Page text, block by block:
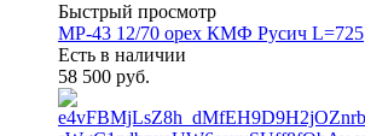
Быстрый просмотр
МР-43 12/70 орех КМФ Русич L=725
Есть в наличии
58 500 руб.